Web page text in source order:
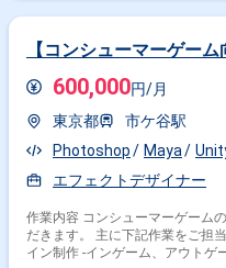
【コンシューマーゲー
600,000円/月
東京都
市ケ谷駅
Photoshop
Maya
エフェクトデザイナー
作業内容 コンシューマーゲーム
だきます。 主に下記作業をご担当いただきます
イン制作 -インゲーム、アウトゲームにおけるゲームエフェクト制作 -プラ